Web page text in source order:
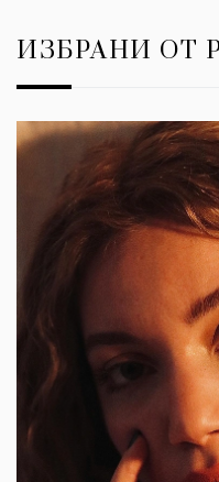
ИЗБРАНИ ОТ